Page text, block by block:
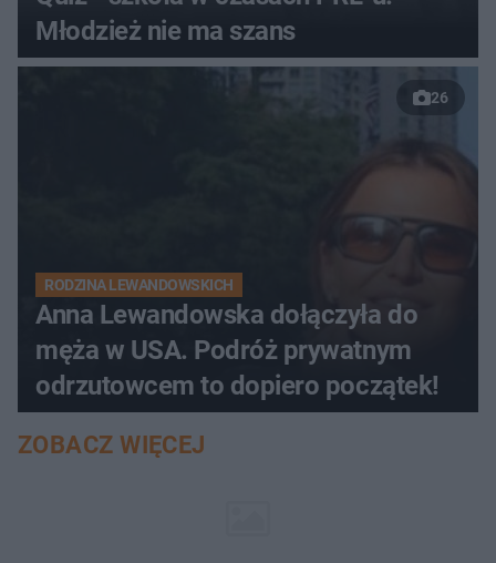
Młodzież nie ma szans
26
RODZINA LEWANDOWSKICH
Anna Lewandowska dołączyła do
męża w USA. Podróż prywatnym
odrzutowcem to dopiero początek!
ZOBACZ WIĘCEJ